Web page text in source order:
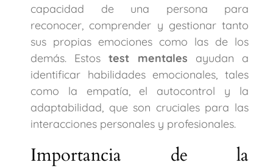
capacidad de una persona para
reconocer, comprender y gestionar tanto
sus propias emociones como las de los
demás. Estostest mentales ayudan a
identificar habilidades emocionales, tales
como la empatía, el autocontrol y la
adaptabilidad, que son cruciales para las
interacciones personales y profesionales.
Importancia de la